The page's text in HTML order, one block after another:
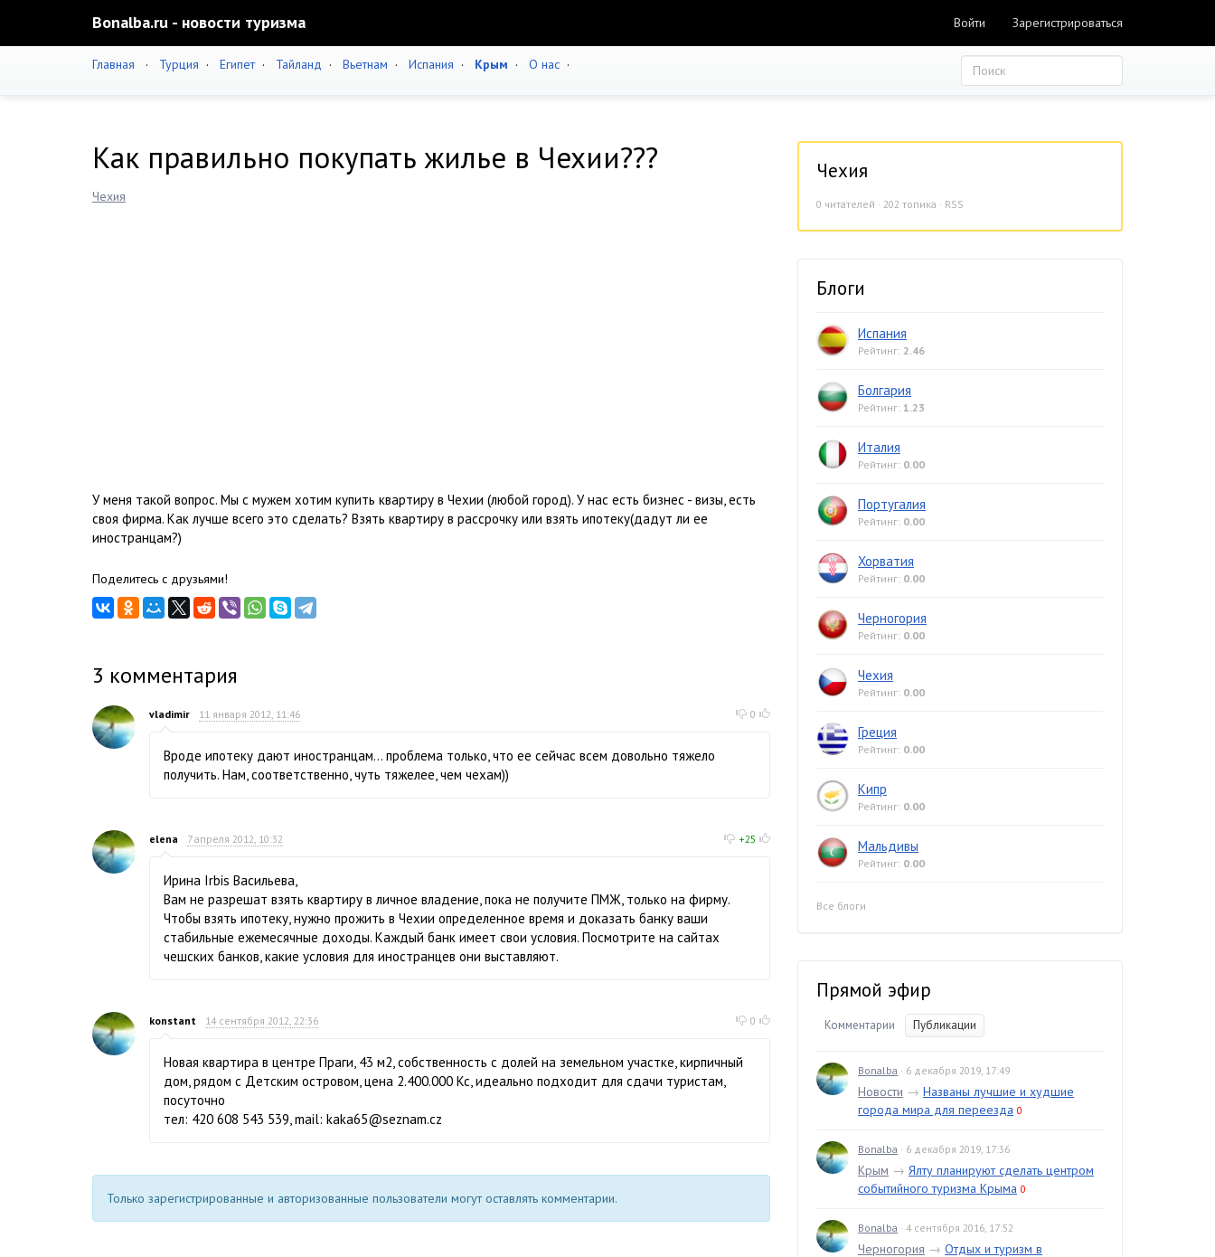
Bonalba.ru - новости туризма Войти Зарегистрироваться
Главная · Турция · Египет· Тайланд · Вьетнам · Испания · Крым · О нас ·
Как правильно покупать жилье в Чехии???
Чехия
У меня такой вопрос. Мы с мужем хотим купить квартиру в Чехии (любой город). У нас есть бизнес - визы, есть
своя фирма. Как лучше всего это сделать? Взять квартиру в рассрочку или взять ипотеку(дадут ли ее
иностранцам?)
Поделитесь с друзьями!
3 комментария
vladimir 11 января 2012, 11:46 0
Вроде ипотеку дают иностранцам... проблема только, что ее сейчас всем довольно тяжело
получить. Нам, соответственно, чуть тяжелее, чем чехам))
elena 7 апреля 2012, 10:32 +25
Ирина Irbis Васильева,
Вам не разрешат взять квартиру в личное владение, пока не получите ПМЖ, только на фирму.
Чтобы взять ипотеку, нужно прожить в Чехии определенное время и доказать банку ваши
стабильные ежемесячные доходы. Каждый банк имеет свои условия. Посмотрите на сайтах
чешских банков, какие условия для иностранцев они выставляют.
konstant 14 сентября 2012, 22:36 0
Новая квартира в центре Праги, 43 м2, собственность с долей на земельном участке, кирпичный
дом, рядом с Детским островом, цена 2.400.000 Kc, идеально подходит для сдачи туристам,
посуточно
тел: 420 608 543 539, mail: kaka65@seznam.cz
Только зарегистрированные и авторизованные пользователи могут оставлять комментарии.
Чехия
0 читателей · 202 топика · RSS
Блоги
Испания
Рейтинг: 2.46
Болгария
Рейтинг: 1.23
Италия
Рейтинг: 0.00
Португалия
Рейтинг: 0.00
Хорватия
Рейтинг: 0.00
Черногория
Рейтинг: 0.00
Чехия
Рейтинг: 0.00
Греция
Рейтинг: 0.00
Кипр
Рейтинг: 0.00
Мальдивы
Рейтинг: 0.00
Все блоги
Прямой эфир
Комментарии Публикации
Bonalba · 6 декабря 2019, 17:49
Новости → Названы лучшие и худшие
города мира для переезда 0
Bonalba · 6 декабря 2019, 17:36
Крым → Ялту планируют сделать центром
событийного туризма Крыма 0
Bonalba · 4 сентября 2016, 17:52
Черногория → Отдых и туризм в